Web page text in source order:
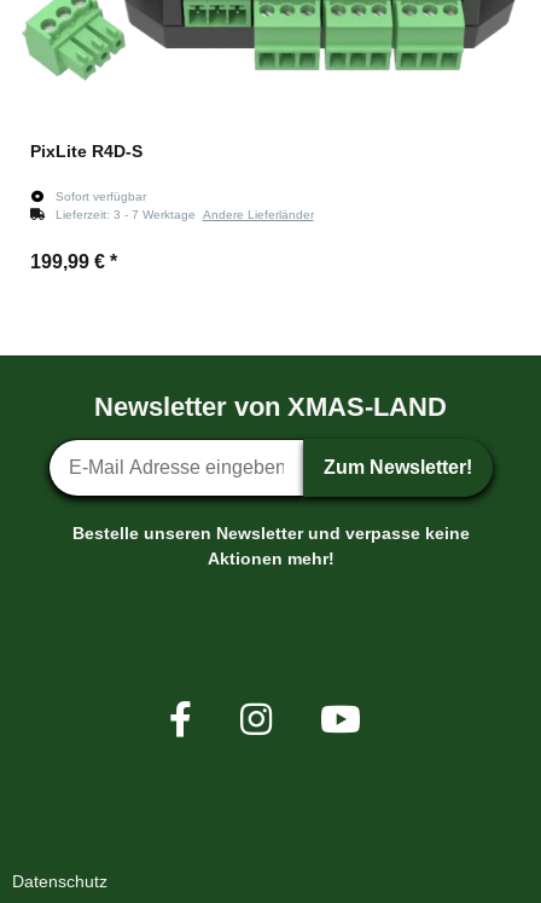
PixLite R4D-S
Sofort verfügbar
Lieferzeit: 3 - 7 Werktage Andere Lieferländer
199,99 € *
Newsletter von XMAS-LAND
Newsletter-Anmeldung
Zum Newsletter!
Bestelle unseren Newsletter und verpasse keine
Aktionen mehr!
Datenschutz